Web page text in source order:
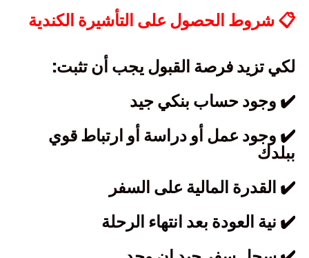
📋 شروط الحصول على التأشيرة الكندية
لكي تزيد فرصة القبول يجب أن تثبت:
✔️ وجود حساب بنكي جيد
✔️ وجود عمل أو دراسة أو ارتباط قوي
ببلدك
✔️ القدرة المالية على السفر
✔️ نية العودة بعد انتهاء الرحلة